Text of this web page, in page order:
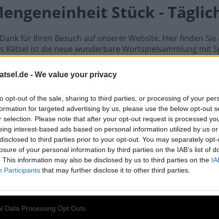
- We value your privacy
opt-out of the sale, sharing to third parties, or processing of your
for targeted advertising by us, please use the below opt-out
selection. Please note that after your opt-out request is processed
interest-based ads based on personal information utilized by us
to third parties prior to your opt-out. You may separately
of your personal information by third parties on the IAB’s list of
This information may also be disclosed by us to third parties on the
Participants that may further disclose it to other third parties.
Data Processing Opt Outs
Stück -
für Ihren Besuch auf unserer Website. Hier finden
Rätsel ist die neue wunderbare Wortspielsammlung mit
Hashtag, Cladder, Sudoku und Tangle. All diese
können Sie Freunde herausfordern, die Antworten
Entwickelt von Fanatee, Inc, bekannt für seine
auf Ihrem Android-Gerät. Spielen oder wiederholen
und lösen Sie jeden Tag brillante Kreuzworträtsel!
Meister im Kreuzworträtsel-Lösen und haben Sie jede
auf Rätsel Abkürzung für Mengeneinheit Stück.
Abkürzung für Mengeneinheit Stück